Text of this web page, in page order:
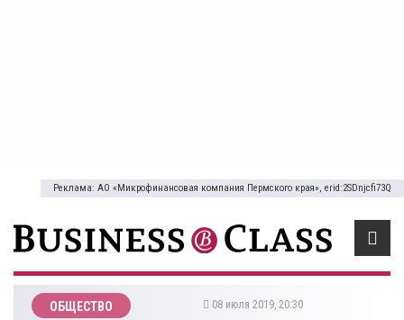
Реклама: АО «Микрофинансовая компания Пермского края», erid:2SDnjcfi73Q
ОБЩЕСТВО 08 июля 2019, 20:30